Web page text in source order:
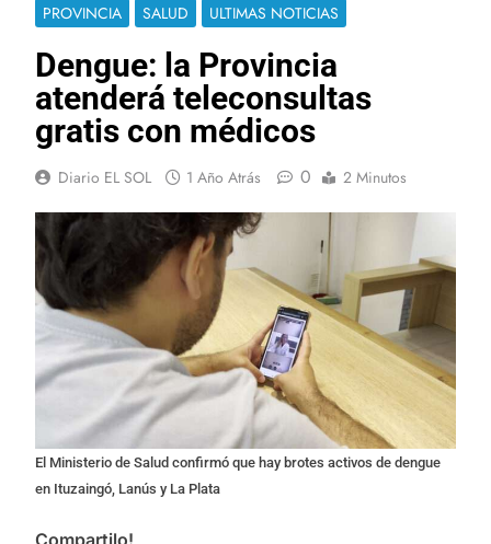
PROVINCIA SALUD ULTIMAS NOTICIAS
Dengue: la Provincia
atenderá teleconsultas
gratis con médicos
Diario EL SOL 1 Año Atrás 0 2 Minutos
El Ministerio de Salud confirmó que hay brotes activos de dengue
en Ituzaingó, Lanús y La Plata